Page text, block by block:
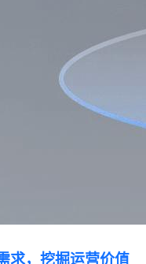
求，挖掘运营价值